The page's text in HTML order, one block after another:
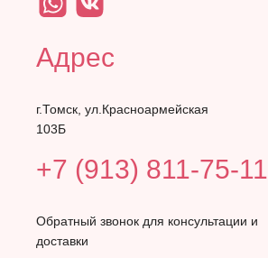
Адрес
г.Томск, ул.Красноармейская
103Б
+7 (913) 811-75-11
Обратный звонок для консультации и
доставки